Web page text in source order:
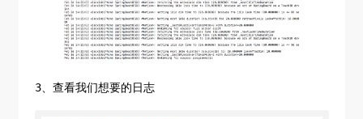
3、查看我们想要的日志